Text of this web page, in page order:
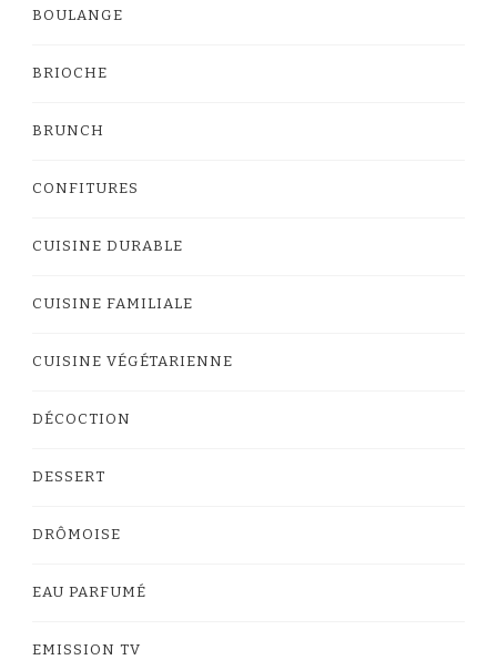
BOULANGE
BRIOCHE
BRUNCH
CONFITURES
CUISINE DURABLE
CUISINE FAMILIALE
CUISINE VÉGÉTARIENNE
DÉCOCTION
DESSERT
DRÔMOISE
EAU PARFUMÉ
EMISSION TV